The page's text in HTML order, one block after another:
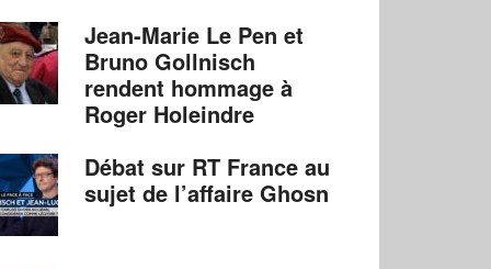
Jean-Marie Le Pen et
Bruno Gollnisch
rendent hommage à
Roger Holeindre
Débat sur RT France au
sujet de l’affaire Ghosn